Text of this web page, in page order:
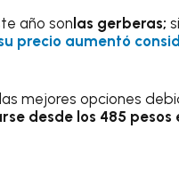
año sonlas gerberas;
precio aumentó
mejores opciones
desde los 485 pesos